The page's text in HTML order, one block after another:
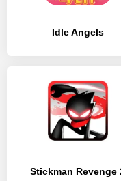
Idle Angels
Stickman Revenge